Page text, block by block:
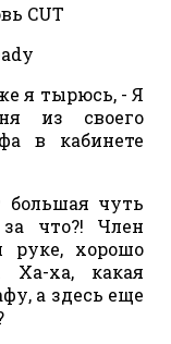
CUT
я тырюсь, - Я
из своего
в кабинете
чуть
что?! Член
руке, хорошо
Ха-ха, какая
а здесь еще